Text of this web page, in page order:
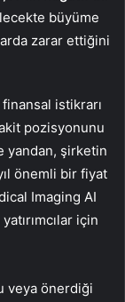
büyüme
zarar ettiğini
istikrarı
pozisyonunu
yandan, şirketin
önemli bir fiyat
Imaging AI
için
veya önerdiği